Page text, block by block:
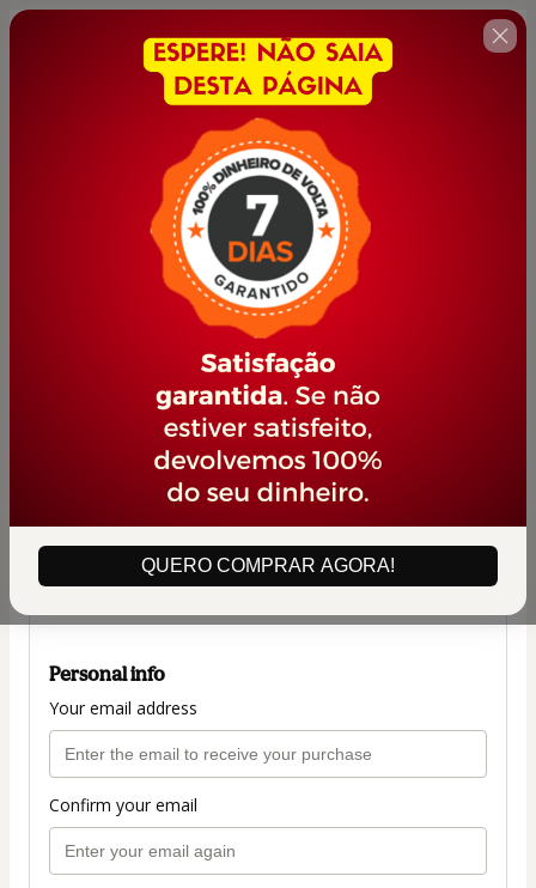
QUERO COMPRAR AGORA!
🇺🇸 Change country
OPERADOR DE CAIXA
Author: PORTAL JOVEM EMPREENDEDOR
$42.00
(+ applicable taxes. Click herefor more
information)
Personal info
Your email address
Confirm your email